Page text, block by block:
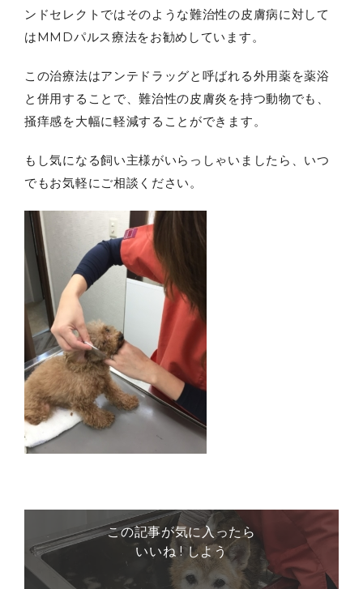
ンドセレクトではそのような難治性の皮膚病に対して
はMMDパルス療法をお勧めしています。
この治療法はアンテドラッグと呼ばれる外用薬を薬浴
と併用することで、難治性の皮膚炎を持つ動物でも、
掻痒感を大幅に軽減することができます。
もし気になる飼い主様がいらっしゃいましたら、いつ
でもお気軽にご相談ください。
この記事が気に入ったら
いいね ! しよう